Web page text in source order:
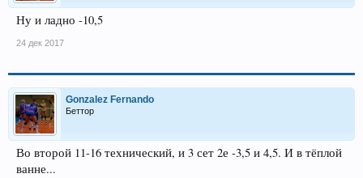
Ну и ладно -10,5
24 дек 2017
Gonzalez Fernando
Беттор
Во второй 11-16 технический, и 3 сет 2е -3,5 и 4,5. И в тёплой
ванне...